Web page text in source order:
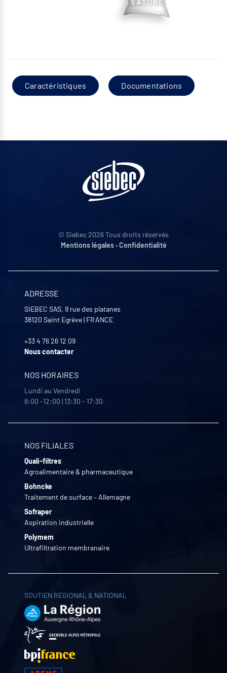
Caractéristiques Documentations
© Siebec 2026 Tous droits réservés
Mentions légales•Confidentialité
ADRESSE
SIEBEC SAS, 9 rue des platanes
38120 Saint Egrève| FRANCE
+33 4 76 26 12 09
Nous contacter
NOS HORAIRES
Lundi au Vendredi
8:00 -12:00 | 13:30 - 17:30
NOS FILIALES
Quali-filtres
Agroalimentaire & pharmaceutique
Bohncke
Traitement de surface – Allemagne
Sofraper
Aspiration industrielle
Polymem
Ultrafiltration membranaire
SOUTIEN REGIONAL & NATIONAL